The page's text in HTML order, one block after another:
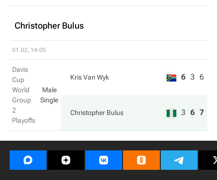
Christopher Bulus
01.02, 14:05
Davis
Cup
World
Group
2
Playoffs
Male
Single
Kris Van Wyk 6 3 6
Christopher Bulus 3 6 7